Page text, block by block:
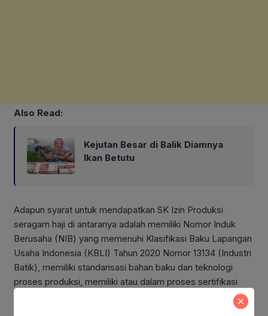
Also Read:
Kejutan Besar di Balik Diamnya
Ikan Betutu
Adapun syarat untuk mendapatkan SK Izin Produksi
seragam haji di antaranya adalah memiliki Nomor Induk
Berusaha (NIB) yang memenuhi Klasifikasi Baku Lapangan
Usaha Indonesia (KBLI) Tahun 2020 Nomor 13134 (Industri
Batik), memiliki standarisasi bahan baku dan teknologi
proses produksi, memiliki atau dalam proses sertifikasi
Batikmark, memiliki atau dalam proses sertifikasi halal yang